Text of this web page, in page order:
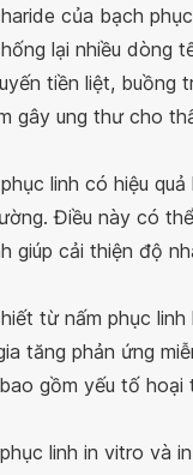
của bạch
lại nhiều dòng
tiền liệt, buồng
gây ung thư cho
linh có hiệu quả
Điều này có
giúp cải thiện độ
từ ​​nấm phục linh
tăng phản ứng
gồm yếu tố hoại
linh in vitro và